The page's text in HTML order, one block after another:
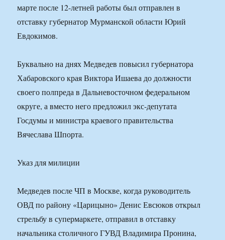
марте после 12-летней работы был отправлен в
отставку губернатор Мурманской области Юрий
Евдокимов.
Буквально на днях Медведев повысил губернатора
Хабаровского края Виктора Ишаева до должности
своего полпреда в Дальневосточном федеральном
округе, а вместо него предложил экс-депутата
Госдумы и министра краевого правительства
Вячеслава Шпорта.
Указ для милиции
Медведев после ЧП в Москве, когда руководитель
ОВД по району «Царицыно» Денис Евсюков открыл
стрельбу в супермаркете, отправил в отставку
начальника столичного ГУВД Владимира Пронина,